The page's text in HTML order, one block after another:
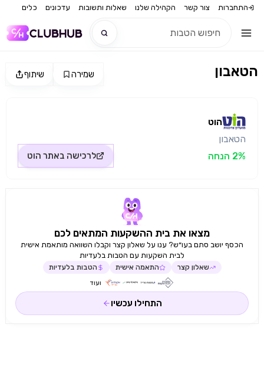
התחברות צור קשר הקהילה שלנו שאלות ותשובות עדכונים כלים
שיתוף שמירה הטאבון
הוט
הטאבון
2% הנחה
לרכישה באתר הוט
מצאו את בית ההשקעות המתאים לכם
הכסף יושב סתם בעו״ש? ענו על שאלון קצר וקבלו השוואה מותאמת אישית
לבית השקעות עם הטבות בלעדיות
שאלון קצר התאמה אישית הטבות בלעדיות
ועוד
התחילו עכשיו